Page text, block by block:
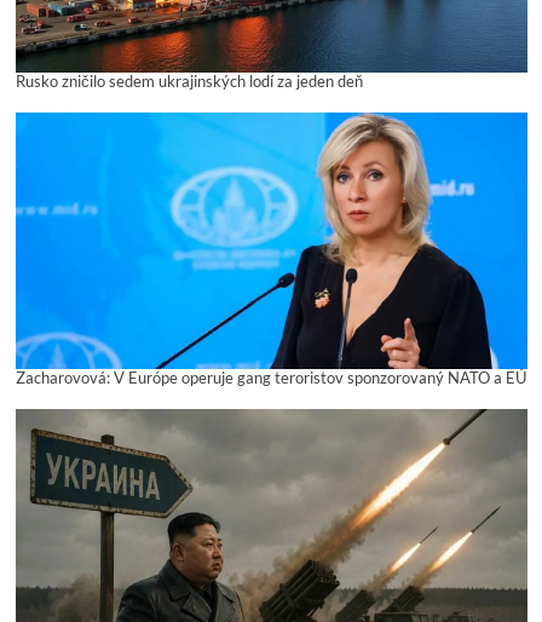
Rusko zničilo sedem ukrajinských lodí za jeden deň
Zacharovová: V Európe operuje gang teroristov sponzorovaný NATO a EÚ